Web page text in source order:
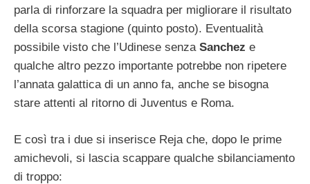
parla di rinforzare la squadra per migliorare il risultato
della scorsa stagione (quinto posto). Eventualità
possibile visto che l’Udinese senza Sanchez e
qualche altro pezzo importante potrebbe non ripetere
l’annata galattica di un anno fa, anche se bisogna
stare attenti al ritorno di Juventus e Roma.
E così tra i due si inserisce Reja che, dopo le prime
amichevoli, si lascia scappare qualche sbilanciamento
di troppo: